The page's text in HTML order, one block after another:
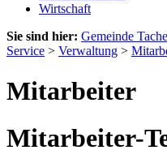
Wirtschaft
Sie sind hier: Gemeinde
Service > Verwaltung >
Mitarbeiter
Mitarbeiter-